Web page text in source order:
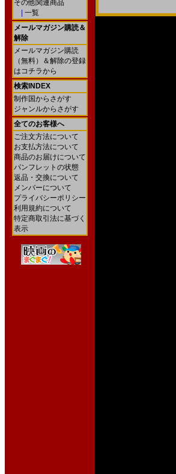
その他関連商品
一覧
メールマガジン購読＆
解除
メールマガジン購読
（無料）＆解除の登録
はコチラから
検索INDEX
制作国からさがす
ジャンルからさがす
全てのお客様へ
ご注文方法について
お支払方法について
商品のお届けについて
パンフレットの状態
返品・交換について
メンバーについて
プライバシーポリシー
利用規約について
特定商取引法に基づく
表示